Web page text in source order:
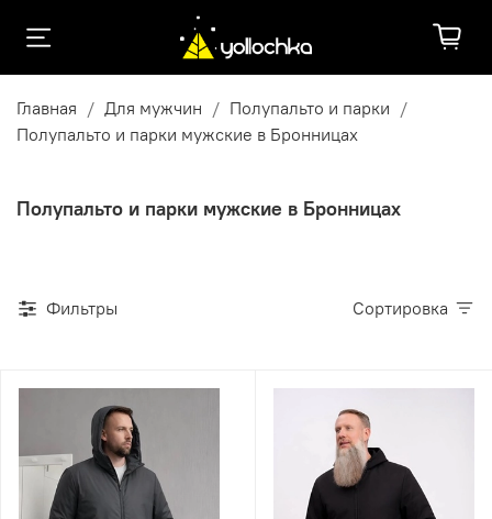
Главная Для мужчин
Полупальто и парки
Полупальто и парки мужские в Бронницах
Полупальто и парки мужские в Бронницах
Фильтры Сортировка